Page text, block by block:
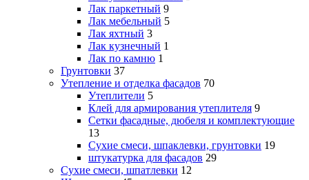
Лак паркетный 9
Лак мебельный 5
Лак яхтный 3
Лак кузнечный 1
Лак по камню 1
Грунтовки 37
Утепление и отделка фасадов 70
Утеплители 5
Клей для армирования утеплителя 9
Сетки фасадные, дюбеля и комплектующие
13
Сухие смеси, шпаклевки, грунтовки 19
штукатурка для фасадов 29
Сухие смеси, шпатлевки 12